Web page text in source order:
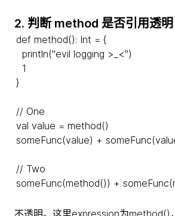
2. 判断 method 是否引用透明
def method(): Int = {
println("evil logging >_<")
1
}
// One
val value = method()
someFunc(value) +
// Two
someFunc(method()) +
不透明。这里expression为method()